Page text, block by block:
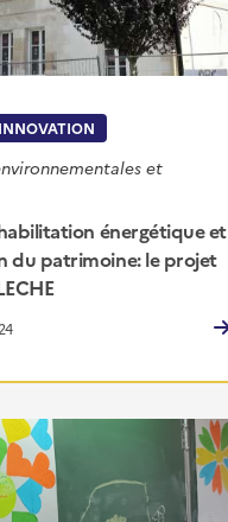
et
énergétique et
du patrimoine: le projet